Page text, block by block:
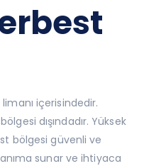
içerisindedir.
dışındadır. Yüksek
bölgesi güvenli ve
sunar ve ihtiyaca